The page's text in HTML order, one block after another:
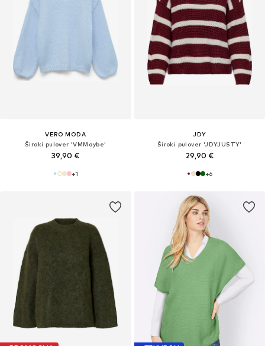
VERO MODA
Široki pulover 'VMMaybe'
39,90 €
+1
JDY
Široki pulover 'JDYJUSTY'
29,90 €
+6